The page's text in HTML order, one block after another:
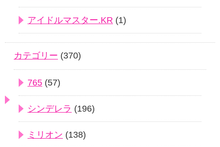
アイドルマスター.KR (1)
カテゴリー (370)
765 (57)
シンデレラ (196)
ミリオン (138)